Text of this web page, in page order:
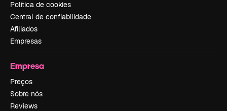
Política de cookies
Central de confiabilidade
Afiliados
Empresas
Empresa
Preços
Sobre nós
Reviews